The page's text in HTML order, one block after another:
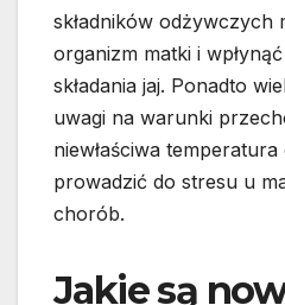
składników odżywczych
organizm matki i
składania jaj. Ponadto
uwagi na warunki
niewłaściwa
prowadzić do stresu u
chorób.
Jakie są